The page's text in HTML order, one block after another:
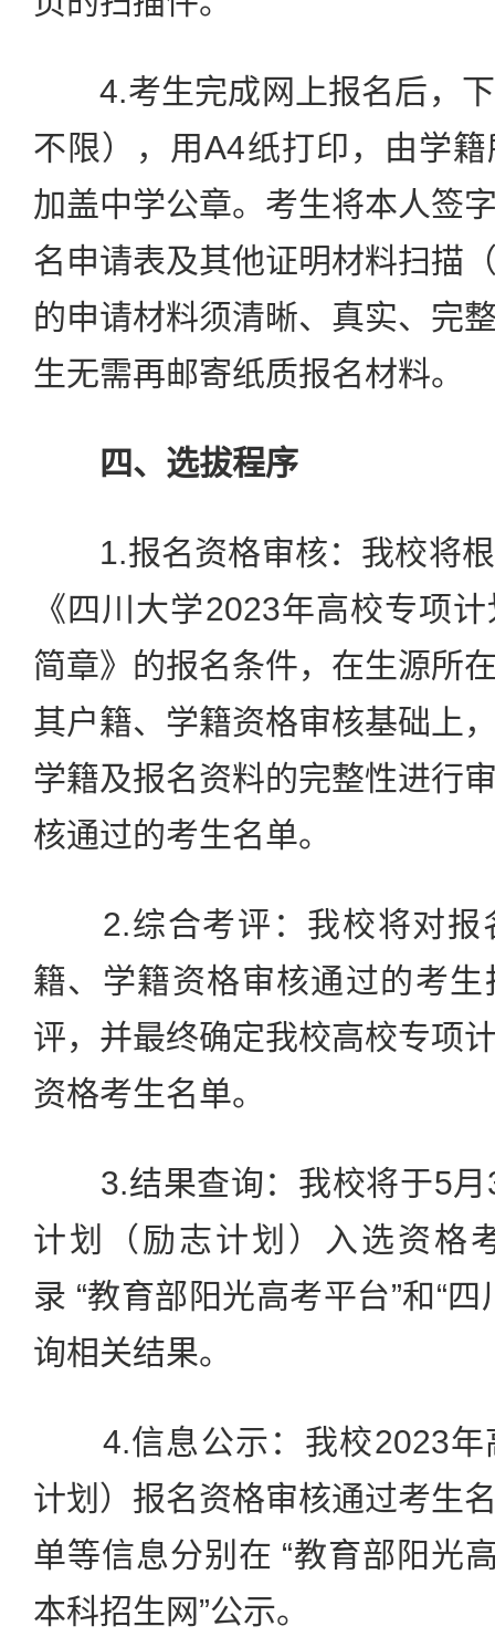
4.考生完成网上报名后，下
不限），用A4纸打印，由学
加盖中学公章。考生将本人签
名申请表及其他证明材料扫描
的申请材料须清晰、真实、完
生无需再邮寄纸质报名材料。
四、选拔程序
1.报名资格审核：我校将根
《四川大学2023年高校专项
简章》的报名条件，在生源所
其户籍、学籍资格审核基础上
学籍及报名资料的完整性进行
核通过的考生名单。
2.综合考评：我校将对报
籍、学籍资格审核通过的考
评，并最终确定我校高校专项
资格考生名单。
3.结果查询：我校将于5月
计划（励志计划）入选资格
录 “教育部阳光高考平台”和“
询相关结果。
4.信息公示：我校2023年
计划）报名资格审核通过考生
单等信息分别在 “教育部阳光
本科招生网”公示。